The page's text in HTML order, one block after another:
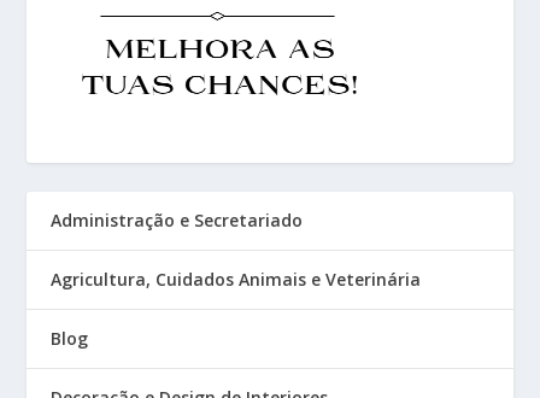
Administração e Secretariado
Agricultura, Cuidados Animais e Veterinária
Blog